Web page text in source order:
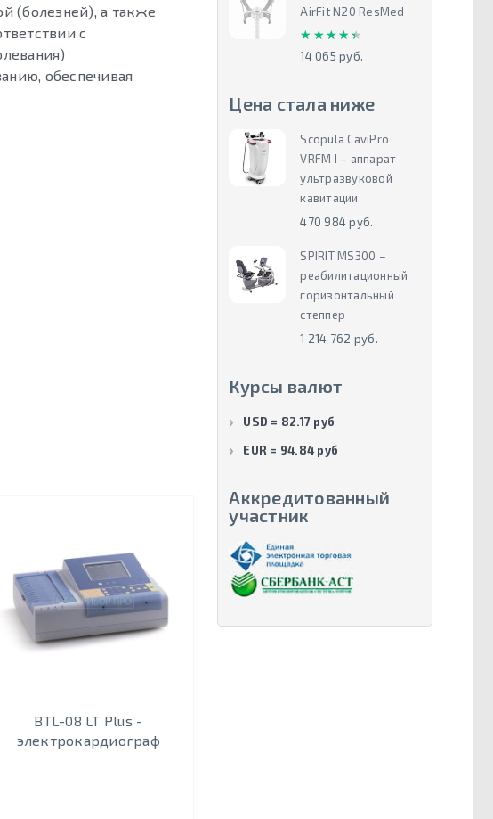
(болезней), а также
с
обеспечивая
BTL-08 LT Plus -
электрокардиограф
AirFit N20 ResMed
★★★★★
★★★★★
14 065 руб.
Цена стала ниже
Scopula CaviPro
VRFM I – аппарат
ультразвуковой
кавитации
470 984 руб.
SPIRIT MS300 –
реабилитационный
горизонтальный
степпер
1 214 762 руб.
Курсы валют
USD = 82.17 руб
EUR = 94.84 руб
Аккредитованный
участник